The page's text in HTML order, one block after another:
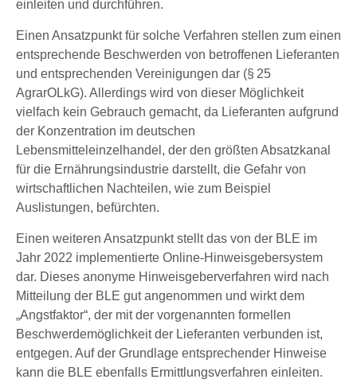
einleiten und durchführen.
Einen Ansatzpunkt für solche Verfahren stellen zum einen
entsprechende Beschwerden von betroffenen Lieferanten
und entsprechenden Vereinigungen dar (§ 25
AgrarOLkG). Allerdings wird von dieser Möglichkeit
vielfach kein Gebrauch gemacht, da Lieferanten aufgrund
der Konzentration im deutschen
Lebensmitteleinzelhandel, der den größten Absatzkanal
für die Ernährungsindustrie darstellt, die Gefahr von
wirtschaftlichen Nachteilen, wie zum Beispiel
Auslistungen, befürchten.
Einen weiteren Ansatzpunkt stellt das von der BLE im
Jahr 2022 implementierte Online-Hinweisgebersystem
dar. Dieses anonyme Hinweisgeberverfahren wird nach
Mitteilung der BLE gut angenommen und wirkt dem
„Angstfaktor“, der mit der vorgenannten formellen
Beschwerdemöglichkeit der Lieferanten verbunden ist,
entgegen. Auf der Grundlage entsprechender Hinweise
kann die BLE ebenfalls Ermittlungsverfahren einleiten.